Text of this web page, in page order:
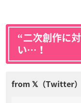
“二次創作に
い…！